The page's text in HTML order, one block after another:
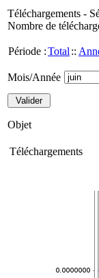
Téléchargements -
Nombre de
Période :Total ::
Mois/Année
Objet
Téléchargements